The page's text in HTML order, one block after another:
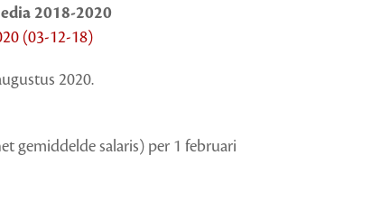
2018-2020
(03-12-18)
2020.
gemiddelde salaris) per 1 februari